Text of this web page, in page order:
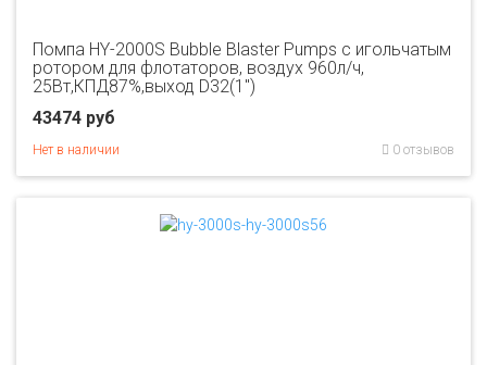
Помпа HY-2000S Bubble Blaster Pumps с игольчатым
ротором для флотаторов, воздух 960л/ч,
25Вт,КПД87%,выход D32(1")
43474 руб
Нет в наличии 0 отзывов